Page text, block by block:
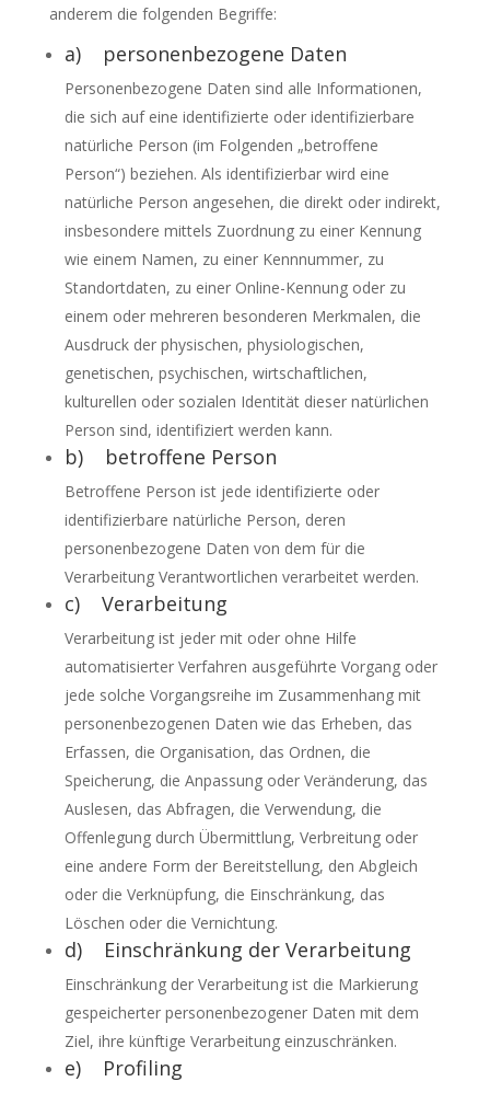
anderem die folgenden Begriffe:
a) personenbezogene Daten
Personenbezogene Daten sind alle Informationen,
die sich auf eine identifizierte oder identifizierbare
natürliche Person (im Folgenden „betroffene
Person“) beziehen. Als identifizierbar wird eine
natürliche Person angesehen, die direkt oder indirekt,
insbesondere mittels Zuordnung zu einer Kennung
wie einem Namen, zu einer Kennnummer, zu
Standortdaten, zu einer Online-Kennung oder zu
einem oder mehreren besonderen Merkmalen, die
Ausdruck der physischen, physiologischen,
genetischen, psychischen, wirtschaftlichen,
kulturellen oder sozialen Identität dieser natürlichen
Person sind, identifiziert werden kann.
b) betroffene Person
Betroffene Person ist jede identifizierte oder
identifizierbare natürliche Person, deren
personenbezogene Daten von dem für die
Verarbeitung Verantwortlichen verarbeitet werden.
c) Verarbeitung
Verarbeitung ist jeder mit oder ohne Hilfe
automatisierter Verfahren ausgeführte Vorgang oder
jede solche Vorgangsreihe im Zusammenhang mit
personenbezogenen Daten wie das Erheben, das
Erfassen, die Organisation, das Ordnen, die
Speicherung, die Anpassung oder Veränderung, das
Auslesen, das Abfragen, die Verwendung, die
Offenlegung durch Übermittlung, Verbreitung oder
eine andere Form der Bereitstellung, den Abgleich
oder die Verknüpfung, die Einschränkung, das
Löschen oder die Vernichtung.
d) Einschränkung der Verarbeitung
Einschränkung der Verarbeitung ist die Markierung
gespeicherter personenbezogener Daten mit dem
Ziel, ihre künftige Verarbeitung einzuschränken.
e) Profiling